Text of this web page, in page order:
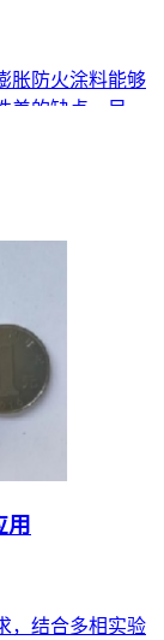
胀防火涂料能够
的缺点，目前
用
，结合多相实验